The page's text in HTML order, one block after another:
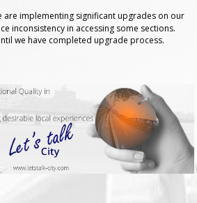
are implementing significant upgrades on our
inconsistency in accessing some sections.
we have completed upgrade process.